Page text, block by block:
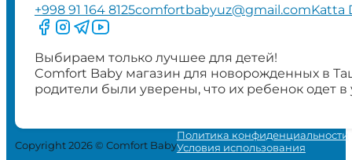
+998 91 164 8125comfortbabyuz@gmail.comKatta
Следите за нами на Facebook
Следите за нами в Instagram
Следите за нами в Telegram
Следите за нами в YouTube
Выбираем только лучшее для детей!
Comfort Baby магазин для новорожденных в
родители были уверены, что их ребенок одет
Copyright 2026 © Comfort Baby
Политика конфиденциальности
Условия использования